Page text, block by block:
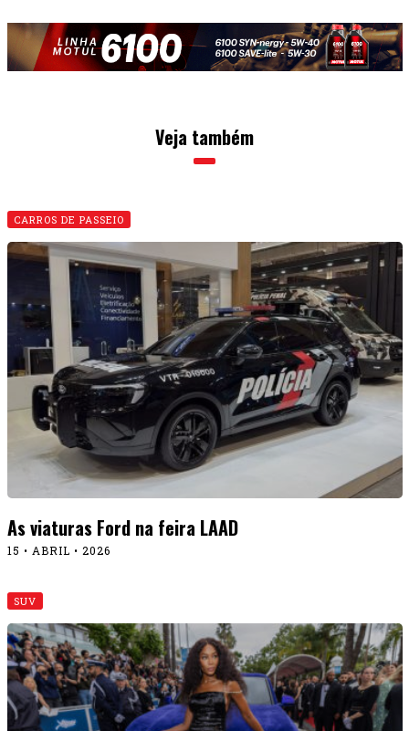
Veja também
CARROS DE PASSEIO
As viaturas Ford na feira LAAD
15 • ABRIL • 2026
SUV